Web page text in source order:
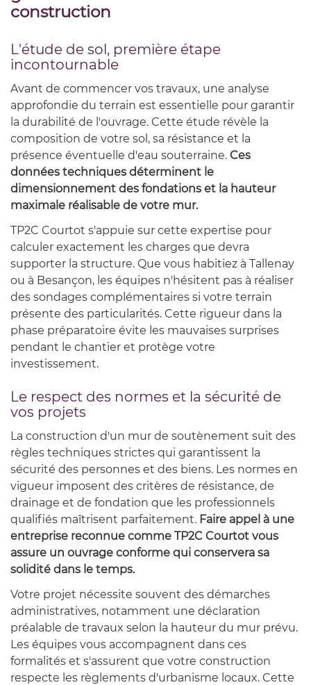
construction
L'étude de sol, première étape
incontournable
Avant de commencer vos travaux, une analyse
approfondie du terrain est essentielle pour garantir
la durabilité de l'ouvrage. Cette étude révèle la
composition de votre sol, sa résistance et la
présence éventuelle d'eau souterraine. Ces
données techniques déterminent le
dimensionnement des fondations et la hauteur
maximale réalisable de votre mur.
TP2C Courtot s'appuie sur cette expertise pour
calculer exactement les charges que devra
supporter la structure. Que vous habitiez à Tallenay
ou à Besançon, les équipes n'hésitent pas à réaliser
des sondages complémentaires si votre terrain
présente des particularités. Cette rigueur dans la
phase préparatoire évite les mauvaises surprises
pendant le chantier et protège votre
investissement.
Le respect des normes et la sécurité de
vos projets
La construction d'un mur de soutènement suit des
règles techniques strictes qui garantissent la
sécurité des personnes et des biens. Les normes en
vigueur imposent des critères de résistance, de
drainage et de fondation que les professionnels
qualifiés maîtrisent parfaitement. Faire appel à une
entreprise reconnue comme TP2C Courtot vous
assure un ouvrage conforme qui conservera sa
solidité dans le temps.
Votre projet nécessite souvent des démarches
administratives, notamment une déclaration
préalable de travaux selon la hauteur du mur prévu.
Les équipes vous accompagnent dans ces
formalités et s'assurent que votre construction
respecte les règlements d'urbanisme locaux. Cette